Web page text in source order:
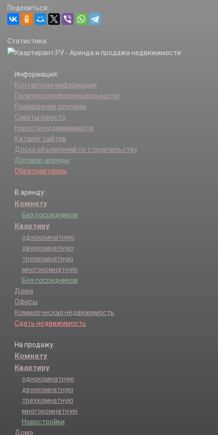
Поделиться:
Статистика:
Информация:
Контактная информация
Политика конфиденциальности
Размещение рекламы
Советы юриста
Новости недвижимости
Каталог сайтов
Доска объявлений по строительству
Договор аренды
Обратная связь
В аренду:
Комнату
Без посредников
Квартиру
однокомнатную
двухкомнатную
трехкомнатную
многокомнатную
Без посредников
Дома
Офисы
Коммерческая недвижимость
Сдать недвижимость
На продажу:
Комнату
Квартиру
однокомнатную
двухкомнатную
трехкомнатную
многокомнатную
Новостройки
Дома